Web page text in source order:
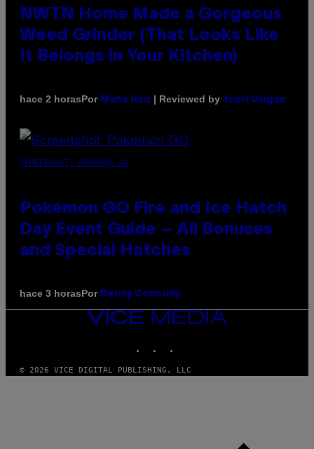
NWTN Home Made a Gorgeous
Weed Grinder (That Looks Like
It Belongs in Your Kitchen)
hace 2 horasPor Maha Haq | Reviewed by Ysolt Usigan
SCREENSHOT: POKEMON GO
Pokémon GO Fire and Ice Hatch
Day Event Guide – All Bonuses
and Special Hatches
hace 3 horasPor Denny Connolly
VICE
MEDIA
© 2026 VICE DIGITAL PUBLISHING, LLC